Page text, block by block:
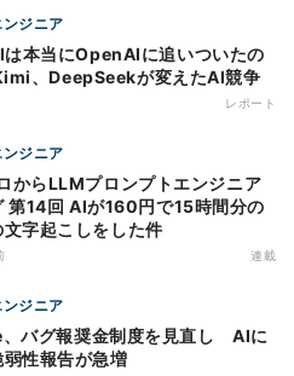
ジニア
は本当にOpenAIに追いついたの
、DeepSeekが変えたAI競争
レポート
ジニア
第14回 AIが160円で15時間分の
文字起こしをした件
連載
ジニア
バグ報奨金制度を見直し AIに
弱性報告が急増